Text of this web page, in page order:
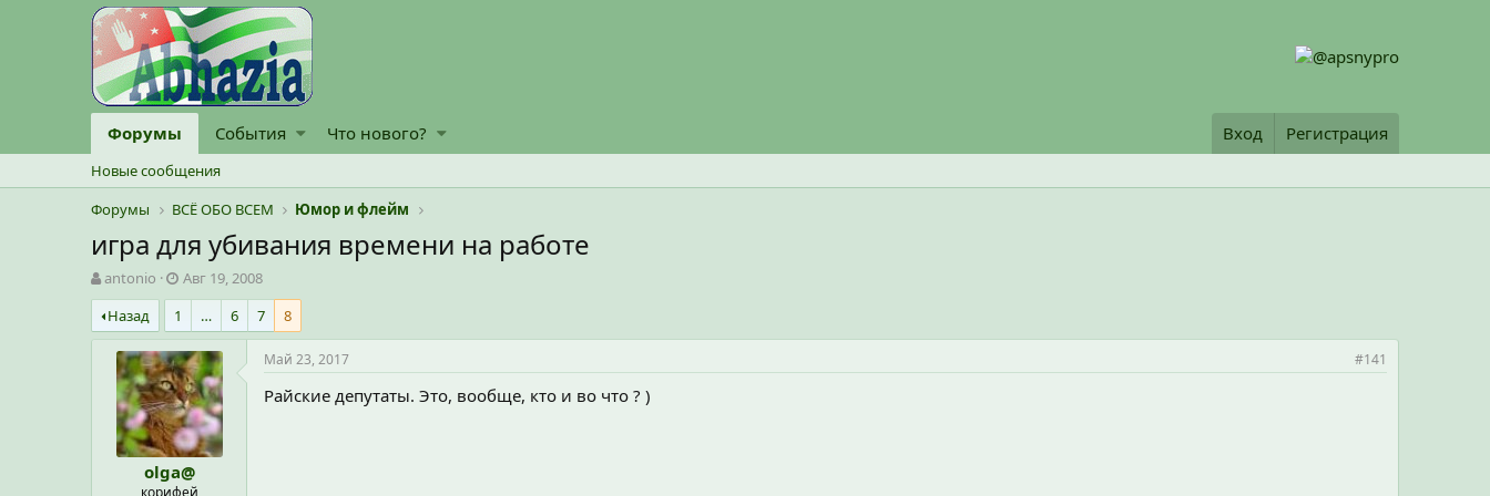
Форумы События Что нового? Вход Регистрация
Новые сообщения
Форумы
ВСЁ ОБО ВСЕМ Юмор и флейм
игра для убивания времени на работе
А
в
т
о
antonio
Д
а
а
н
а
ч
а
л
а
Авг 19, 2008
Назад
1 … 6 7 8
olga@
корифей
Май 23, 2017 #141
Райские депутаты. Это, вообще, кто и во что ? )